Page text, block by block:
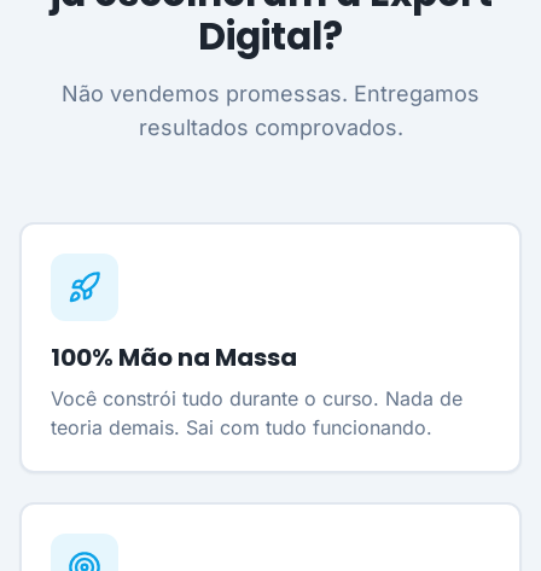
Digital?
Não vendemos promessas. Entregamos
resultados comprovados.
100% Mão na Massa
Você constrói tudo durante o curso. Nada de
teoria demais. Sai com tudo funcionando.